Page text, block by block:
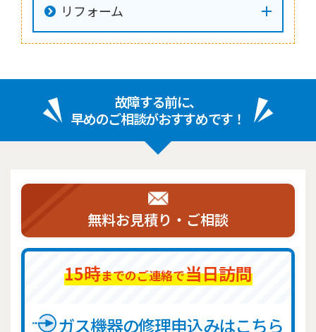
リフォーム
故障する前に、
早めのご相談がおすすめです！
無料お見積り・ご相談
15時までのご連絡で当日訪問
ガス機器の修理申込みはこちら